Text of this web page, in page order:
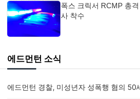
폭스 크릭서 RCMP 총
사 착수
에드먼턴 소식
에드먼턴 경찰, 미성년자 성폭행 혐의 50